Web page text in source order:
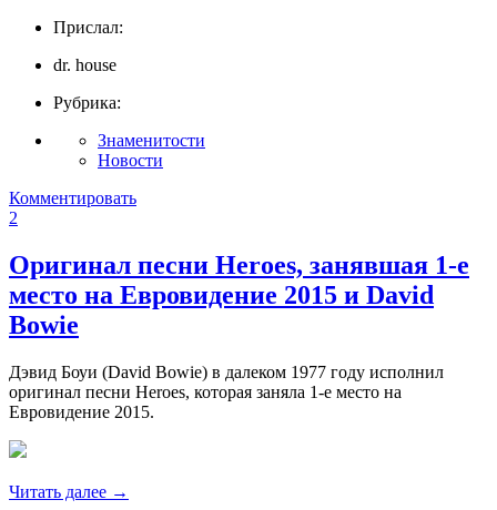
Прислал:
dr. house
Рубрика:
Знаменитости
Новости
Комментировать
2
Оригинал песни Heroes, занявшая 1-е
место на Евровидение 2015 и David
Bowie
Дэвид Боуи (David Bowie) в далеком 1977 году исполнил
оригинал песни Heroes, которая заняла 1-е место на
Евровидение 2015.
Читать далее →